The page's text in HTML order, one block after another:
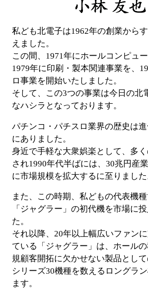
北電子製品販売ネットワーク
システムサポート
印刷製本機器
会社情報
株式会社北電子ホールディングス
株式会社北電子
株式会社キタック販売
北電子製品販売ネットワーク
採用情報
企業活動
私ども北電子は1962年の創業から
えました。
この間、1971年にホールコンピュー
1979年に印刷・製本関連事業を、
ロ事業を開始いたしました。
そして、この3つの事業は今日の北
なハシラとなっております。
パチンコ・パチスロ業界の歴史は
にありました。
身近で手軽な大衆娯楽として、多
され1990年代半ばには、30兆円産
に市場規模を拡大するに至りました
また、この時期、私どもの代表機
「ジャグラー」の初代機を市場に
た。
それ以降、20年以上幅広いファン
ている「ジャグラー」は、ホール
規顧客開拓に欠かせない製品として
シリーズ30機種を数えるロングラ
ます。